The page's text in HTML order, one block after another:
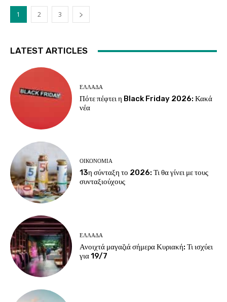
1 2 3
LATEST ARTICLES
ΕΛΛΆΔΑ
Πότε πέφτει η Black Friday 2026: Κακά
νέα
ΟΙΚΟΝΟΜΊΑ
13η σύνταξη το 2026: Τι θα γίνει με τους
συνταξιούχους
ΕΛΛΆΔΑ
Ανοιχτά μαγαζιά σήμερα Κυριακή: Τι ισχύει
για 19/7